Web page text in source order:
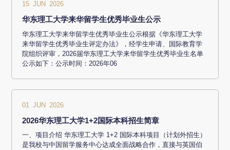
15 JUN 2026
华东理工大学来华留学生优秀毕业生公示
华东理工大学来华留学生优秀毕业生公示根据《华东理工大学
来华留学生优秀毕业生评定办法》，经学生申请、国际教育学
院组织评审，2026届华东理工大学来华留学生优秀毕业生名单
公示如下：公示时间：2026年06
01 JUN 2026
2026华东理工大学1+2国际本科招生简章
一、项目介绍 华东理工大学 1+2 国际本科项目（计划外招生）
是我校与中国留学服务中心达成全面战略合作，直接与英国伯